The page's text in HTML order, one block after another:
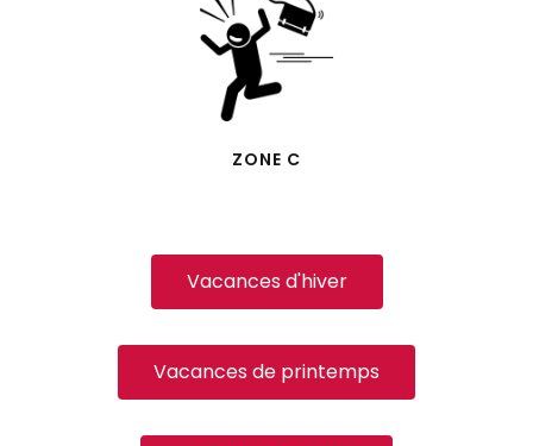
ZONE C
Vacances d'hiver
Vacances de printemps